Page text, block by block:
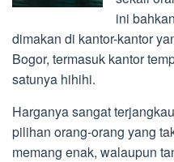
ini
dimakan di kantor-kantor
Bogor, termasuk kantor
satunya hihihi.
Harganya sangat
pilihan orang-orang yang
memang enak, walaupun